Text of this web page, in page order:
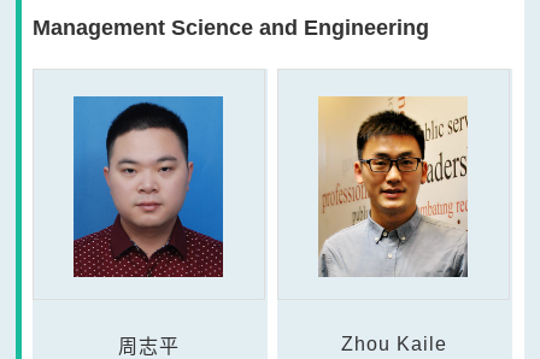
Management Science and Engineering
周志平 Zhou Kaile